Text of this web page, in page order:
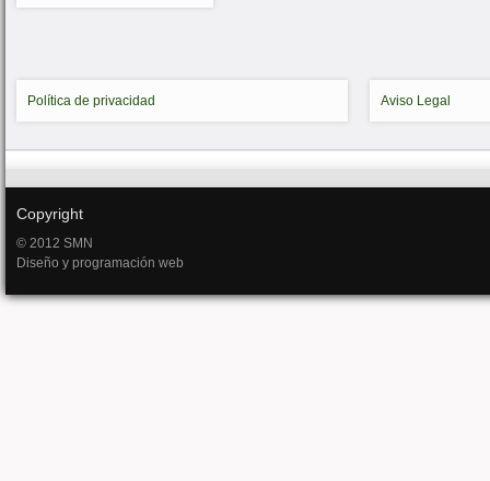
Política de privacidad Aviso Legal
Copyright
© 2012 SMN
Diseño y programación web